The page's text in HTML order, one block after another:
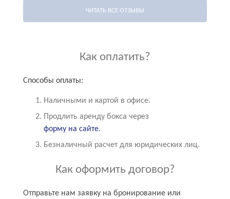
ЧИТАТЬ ВСЕ ОТЗЫВЫ
Как оплатить?
Способы оплаты:
Наличными и картой в офисе.
Продлить аренду бокса через
форму на сайте.
Безналичный расчет для юридических лиц.
Как оформить договор?
Отправьте нам заявку на бронирование или